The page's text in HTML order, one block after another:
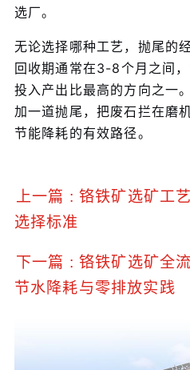
选厂。
无论选择哪种工艺，抛尾的
回收期通常在3-8个月之间
投入产出比最高的方向之一
加一道抛尾，把废石拦在磨
节能降耗的有效路径。
上一篇 : 铬铁矿选矿工
选择标准
下一篇 : 铬铁矿选矿全
节水降耗与零排放实践